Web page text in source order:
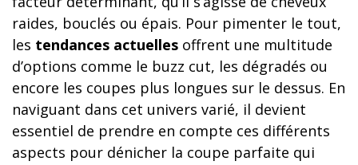
raides, bouclés ou épais. Pour pimenter le tout,
les tendances actuelles offrent une multitude
d’options comme le buzz cut, les dégradés ou
encore les coupes plus longues sur le dessus. En
naviguant dans cet univers varié, il devient
essentiel de prendre en compte ces différents
aspects pour dénicher la coupe parfaite qui